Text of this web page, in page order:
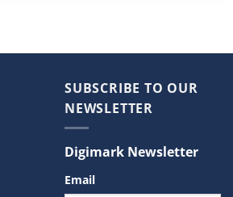
SUBSCRIBE TO OUR
NEWSLETTER
Digimark Newsletter
Email